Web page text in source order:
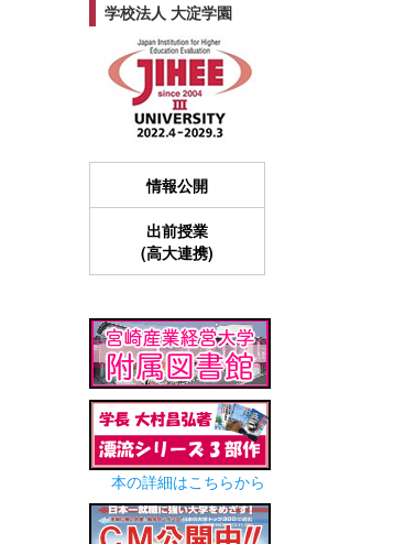
学校法人 大淀学園
情報公開
出前授業
(高大連携)
本の詳細はこちらから